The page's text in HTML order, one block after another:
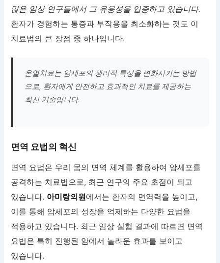
많은 임상 연구들에서 그 유용성을 입증하고 있습니다.
환자가 경험하는 통증과 부작용을 최소화하는 것도 이
치료법의 큰 장점 중 하나입니다.
온열치료는 암세포의 생리적 특성을 변화시키는 방법
으로, 환자에게 안전하고 효과적인 치료를 제공하는
최신 기술입니다.
면역 요법의 혁신
면역 요법은 우리 몸의 면역 체계를 활용하여 암세포를
공격하는 치료법으로, 최근 연구의 주요 초점이 되고
있습니다. 아미랑의원에서는 환자의 면역력을 높이고,
이를 통해 암세포의 성장을 억제하는 다양한 요법을
적용하고 있습니다. 최근 임상 실험 결과에 따르면 면역
요법은 특히 진행된 암에서 놀라운 효과를 보이고
있습니다.